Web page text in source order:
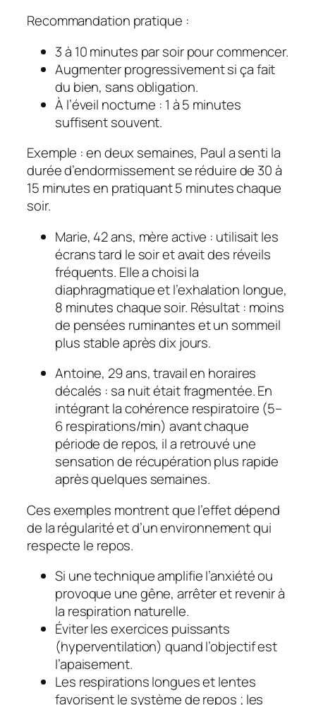
Recommandation pratique :
3 à 10 minutes par soir pour commencer.
Augmenter progressivement si ça fait
du bien, sans obligation.
À l’éveil nocturne : 1 à 5 minutes
suffisent souvent.
Exemple : en deux semaines, Paul a senti la
durée d’endormissement se réduire de 30 à
15 minutes en pratiquant 5 minutes chaque
soir.
Marie, 42 ans, mère active : utilisait les
écrans tard le soir et avait des réveils
fréquents. Elle a choisi la
diaphragmatique et l’exhalation longue,
8 minutes chaque soir. Résultat : moins
de pensées ruminantes et un sommeil
plus stable après dix jours.
Antoine, 29 ans, travail en horaires
décalés : sa nuit était fragmentée. En
intégrant la cohérence respiratoire (5–
6 respirations/min) avant chaque
période de repos, il a retrouvé une
sensation de récupération plus rapide
après quelques semaines.
Ces exemples montrent que l’effet dépend
de la régularité et d’un environnement qui
respecte le repos.
Si une technique amplifie l’anxiété ou
provoque une gêne, arrêter et revenir à
la respiration naturelle.
Éviter les exercices puissants
(hyperventilation) quand l’objectif est
l’apaisement.
Les respirations longues et lentes
favorisent le système de repos ; les